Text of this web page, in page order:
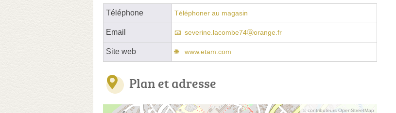
Téléphone Téléphoner au magasin
Email severine.lacombe74ⓐorange.fr
Site web www.etam.com
Plan et adresse
© contributeurs OpenStreetMap